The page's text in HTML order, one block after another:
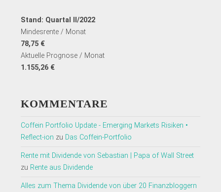
Stand: Quartal II/2022
Mindesrente / Monat
78,75 €
Aktuelle Prognose / Monat
1.155,26 €
KOMMENTARE
Coffein Portfolio Update - Emerging Markets Risiken •
Reflect-ion zu Das Coffein-Portfolio
Rente mit Dividende von Sebastian | Papa of Wall Street
zu Rente aus Dividende
Alles zum Thema Dividende von über 20 Finanzbloggern